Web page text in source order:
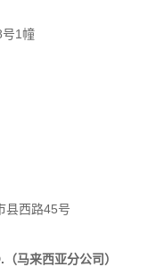
1幢
县西路45号
马来西亚分公司）